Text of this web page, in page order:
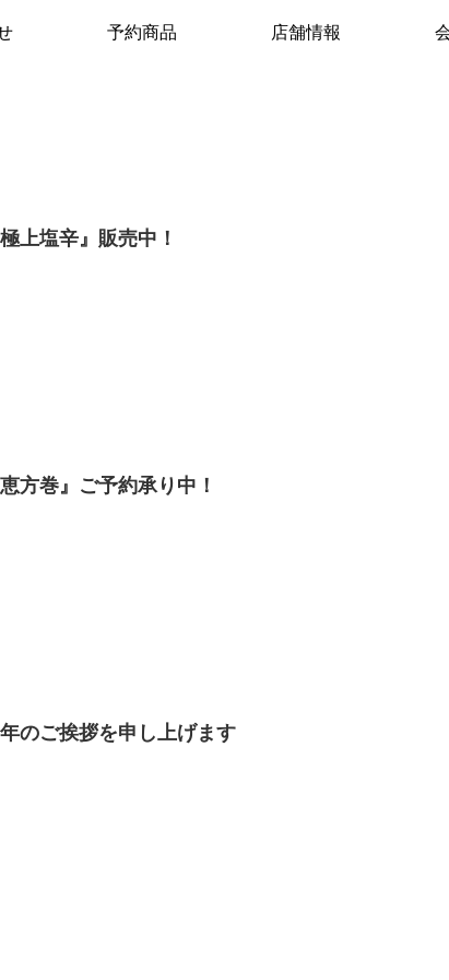
予約商品 店舗情報
上塩辛』販売中！
方巻』ご予約承り中！
のご挨拶を申し上げます